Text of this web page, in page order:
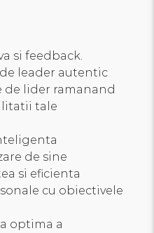
si feedback.
leader autentic
de lider ramanand
tale
de sine
si eficienta
cu obiectivele
optima a